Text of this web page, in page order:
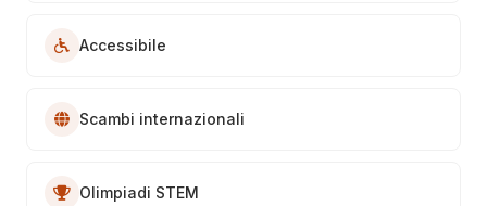
Accessibile
Scambi internazionali
Olimpiadi STEM